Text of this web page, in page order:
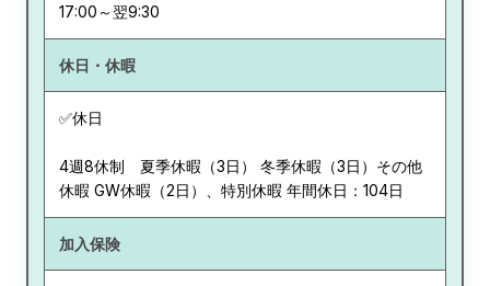
休日・休暇
✅休日
4週8休制 夏季休暇（3日） 冬季休暇（3日）その他
休暇 GW休暇（2日）、特別休暇 年間休日：104日
加入保険